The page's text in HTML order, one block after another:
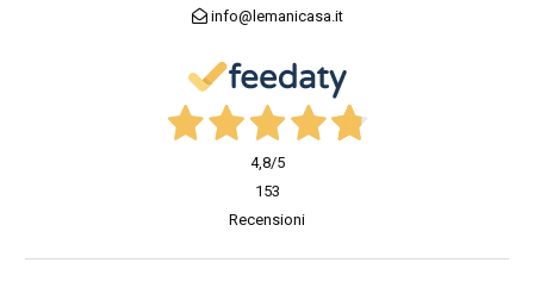
info@lemanicasa.it
4,8/5
153
Recensioni